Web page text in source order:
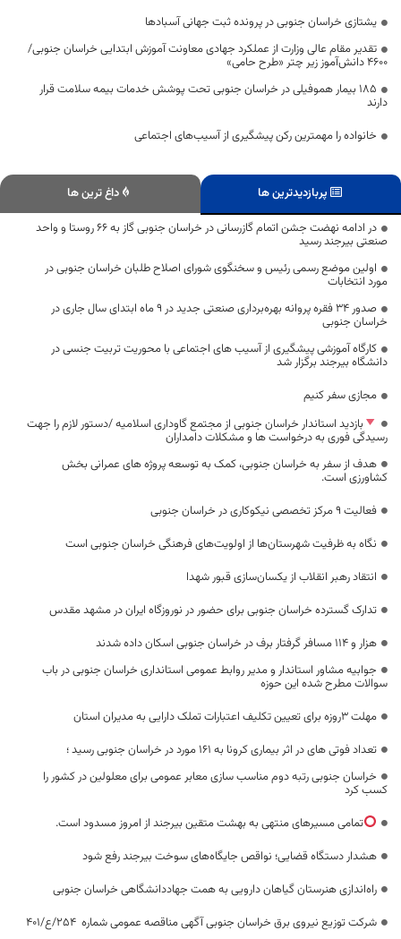
یشتازی خراسان جنوبی در پرونده ثبت جهانی آسبادها
تقدیر مقام عالی وزارت از عملکرد جهادی معاونت آموزش ابتدایی خراسان جنوبی/
۴۶۰۰ دانش‌آموز زیر چتر «طرح حامی»
۱۸۵ بیمار هموفیلی در خراسان جنوبی تحت پوشش خدمات بیمه سلامت قرار
دارند
خانواده را مهمترین رکن پیشگیری از آسیب‌های اجتماعی
پربازدیدترین ها
داغ ترین ها
در ادامه نهضت جشن اتمام گازرسانی در خراسان جنوبی گاز به ۶۶ روستا و واحد
صنعتی بیرجند رسید
اولین موضع رسمی رئیس و سخنگوی شورای اصلاح طلبان خراسان جنوبی در
مورد انتخابات
صدور ۳۴ فقره پروانه بهره‌برداری صنعتی جدید در ۹ ماه ابتدای سال جاری در
خراسان جنوبی
کارگاه آموزشی پیشگیری از آسیب های اجتماعی با محوریت تربیت جنسی در
دانشگاه بیرجند برگزار شد
مجازی سفر کنیم
بازدید استاندار خراسان جنوبی از مجتمع گاوداری اسلامیه /دستور لازم را جهت
رسیدگی فوری به درخواست ها و مشکلات دامداران
هدف از سفر به خراسان جنوبی، کمک به توسعه پروژه های عمرانی بخش
کشاورزی است.
فعالیت ۹ مرکز تخصصی نیکوکاری در خراسان جنوبی
نگاه به ظرفیت شهرستان‌ها از اولویت‌های فرهنگی خراسان جنوبی است
انتقاد رهبر انقلاب از یکسان‌سازی قبور شهدا
تدارک گسترده خراسان جنوبی برای حضور در نوروزگاه ایران در مشهد مقدس
هزار و ۱۱۴ مسافر گرفتار برف در خراسان جنوبی اسکان داده شدند
جوابیه مشاور استاندار و مدیر روابط عمومی استانداری خراسان جنوبی در باب
سوالات مطرح شده این حوزه
مهلت ۳روزه برای تعیین تکلیف اعتبارات تملک دارایی به مدیران استان
تعداد فوتی های در اثر بیماری کرونا به 161 مورد در خراسان جنوبی رسید ؛
خراسان جنوبی رتبه دوم مناسب سازی معابر عمومی برای معلولین در کشور را
کسب کرد
تمامی مسیرهای منتهی به بهشت متقین بیرجند از امروز مسدود است.
هشدار دستگاه قضایی؛ نواقص جایگاه‌های سوخت بیرجند رفع شود
راه‌اندازی هنرستان گیاهان دارویی به همت جهاددانشگاهی خراسان جنوبی
شرکت توزیع نیروی برق خراسان جنوبی آگهی مناقصه عمومی شماره 254/ع/401